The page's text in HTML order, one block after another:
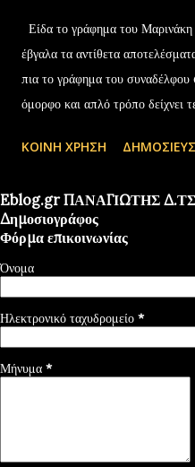
Είδα το γράφημα του Μαρινάκη
έβγαλα τα αντίθετα
πια το γράφημα του
όμορφο και απλό τρόπο δείχνει
— Stefanos Tyros
ΚΟΙΝΉ ΧΡΉΣΗ
Eblog.gr ΠΑΝΑΓΙΩΤΗΣ
Δημοσιογράφος
Φόρμα επικοινωνίας
Όνομα
Ηλεκτρονικό ταχυδρομείο *
Μήνυμα *